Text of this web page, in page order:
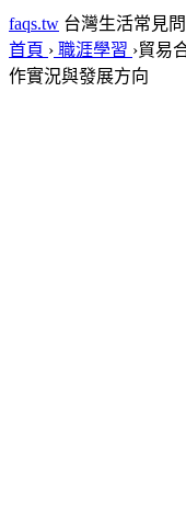
faqs.tw 台灣生活常見
首頁 › 職涯學習 ›貿易
作實況與發展方向